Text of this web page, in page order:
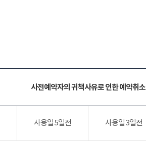
사전예약자의 귀책사유로 인한 예약취소
사용일 5일전 사용일 3일전